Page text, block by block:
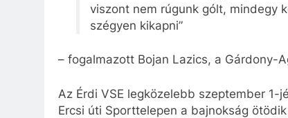
viszont nem rúgunk gólt, mindegy
szégyen kikapni”
– fogalmazott Bojan Lazics, a Gárdony-
Az Érdi VSE legközelebb szeptember
Ercsi úti Sporttelepen a bajnokság